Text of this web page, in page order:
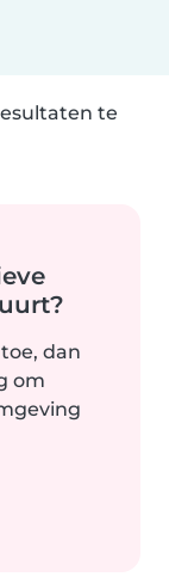
te
dan
om